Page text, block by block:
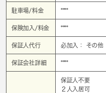
駐車場/料金 ****
保険加入/料金 ****
保証人代行 必加入： その他
保証会社詳細 ****
保証人不要
２人入居可